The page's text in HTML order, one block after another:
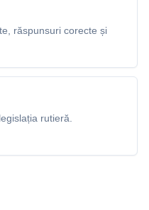
răspunsuri corecte și
rutieră.